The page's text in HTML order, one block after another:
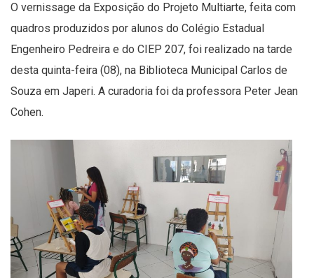
O vernissage da Exposição do Projeto Multiarte, feita com
quadros produzidos por alunos do Colégio Estadual
Engenheiro Pedreira e do CIEP 207, foi realizado na tarde
desta quinta-feira (08), na Biblioteca Municipal Carlos de
Souza em Japeri. A curadoria foi da professora Peter Jean
Cohen.